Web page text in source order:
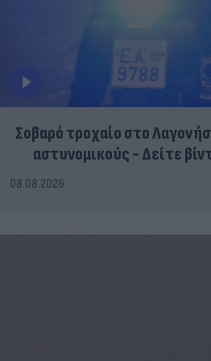
Σοβαρό τροχαίο στο
αστυνομικούς - Δείτε
08.08.2026